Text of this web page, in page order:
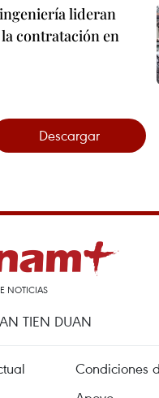
lideran
contratación en
Descargar
NOTICIAS
TIEN DUAN
Condiciones